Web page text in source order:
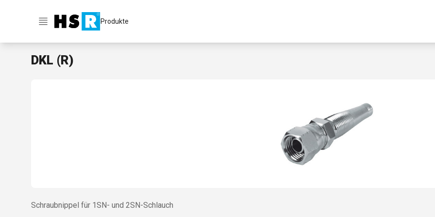
Produkte
DKL (R)
Schraubnippel für 1SN- und 2SN-Schlauch